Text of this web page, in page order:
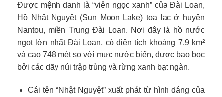
Được mệnh danh là “viên ngọc xanh” của Đài Loan,
Hồ Nhật Nguyệt (Sun Moon Lake) tọa lạc ở huyện
Nantou, miền Trung Đài Loan. Nơi đây là hồ nước
ngọt lớn nhất Đài Loan, có diện tích khoảng 7,9 km²
và cao 748 mét so với mực nước biển, được bao bọc
bởi các dãy núi trập trùng và rừng xanh bạt ngàn.
Cái tên “Nhật Nguyệt” xuất phát từ hình dáng của